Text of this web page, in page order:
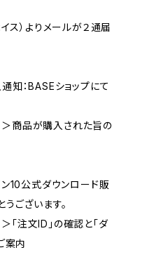
ス）よりメールが２通届
ショップにて
された旨の
式ダウンロード販
ございます。
確認と「ダ
案内